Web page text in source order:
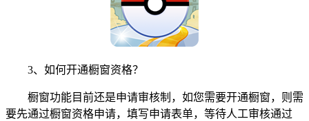
3、如何开通橱窗资格？
橱窗功能目前还是申请审核制，如您需要开通橱窗，则需
要先通过橱窗资格申请，填写申请表单，等待人工审核通过